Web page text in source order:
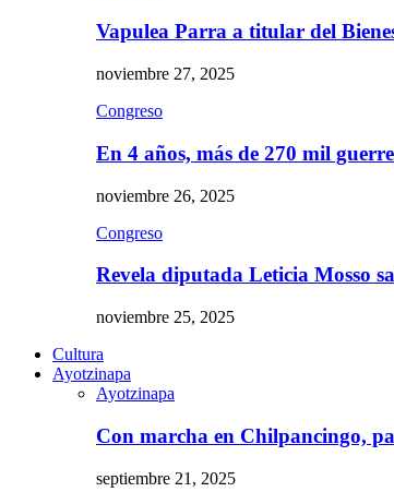
Vapulea Parra a titular del
noviembre 27, 2025
Congreso
En 4 años, más de 270 mil
noviembre 26, 2025
Congreso
Revela diputada Leticia Mosso
noviembre 25, 2025
Cultura
Ayotzinapa
Ayotzinapa
Con marcha en Chilpancingo,
septiembre 21, 2025